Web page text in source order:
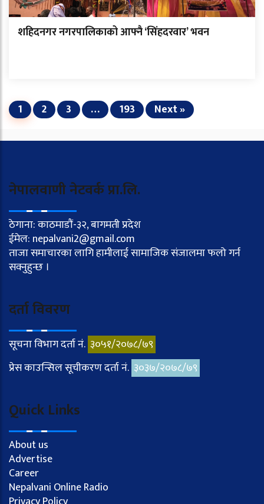
शहिदनगर नगरपालिकाको आफ्नै ‘सिंहदरवार’ भवन
1 2 3 … 193 Next »
नेपालवाणी नेटवर्क प्रा.लि.
ठेगाना: काठमाडौं-३२, बागमती प्रदेश
ईमेल: nepalvani2@gmail.com
ताजा समाचारका लागि हामीलाई सामाजिक संजालमा फलो गर्न
सक्नुहुन्छ ।
दर्ता विवरण
सूचना विभाग दर्ता नं. ३०५१/२०७८/७९
प्रेस काउन्सिल सूचीकरण दर्ता नं. ३०३७/२०७८/७९
Quick Links
About us
Advertise
Career
Nepalvani Online Radio